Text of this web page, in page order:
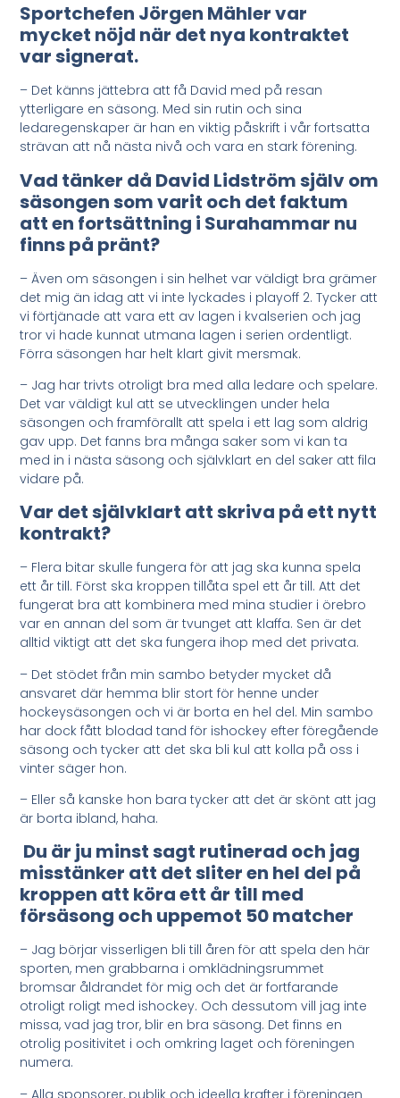
Sportchefen Jörgen Mähler var
mycket nöjd när det nya kontraktet
var signerat.
– Det känns jättebra att få David med på resan
ytterligare en säsong. Med sin rutin och sina
ledaregenskaper är han en viktig påskrift i vår fortsatta
strävan att nå nästa nivå och vara en stark förening.
Vad tänker då David Lidström själv om
säsongen som varit och det faktum
att en fortsättning i Surahammar nu
finns på pränt?
– Även om säsongen i sin helhet var väldigt bra grämer
det mig än idag att vi inte lyckades i playoff 2. Tycker att
vi förtjänade att vara ett av lagen i kvalserien och jag
tror vi hade kunnat utmana lagen i serien ordentligt.
Förra säsongen har helt klart givit mersmak.
– Jag har trivts otroligt bra med alla ledare och spelare.
Det var väldigt kul att se utvecklingen under hela
säsongen och framförallt att spela i ett lag som aldrig
gav upp. Det fanns bra många saker som vi kan ta
med in i nästa säsong och självklart en del saker att fila
vidare på.
Var det självklart att skriva på ett nytt
kontrakt?
– Flera bitar skulle fungera för att jag ska kunna spela
ett år till. Först ska kroppen tillåta spel ett år till. Att det
fungerat bra att kombinera med mina studier i örebro
var en annan del som är tvunget att klaffa. Sen är det
alltid viktigt att det ska fungera ihop med det privata.
– Det stödet från min sambo betyder mycket då
ansvaret där hemma blir stort för henne under
hockeysäsongen och vi är borta en hel del. Min sambo
har dock fått blodad tand för ishockey efter föregående
säsong och tycker att det ska bli kul att kolla på oss i
vinter säger hon.
– Eller så kanske hon bara tycker att det är skönt att jag
är borta ibland, haha.
Du är ju minst sagt rutinerad och jag
misstänker att det sliter en hel del på
kroppen att köra ett år till med
försäsong och uppemot 50 matcher
– Jag börjar visserligen bli till åren för att spela den här
sporten, men grabbarna i omklädningsrummet
bromsar åldrandet för mig och det är fortfarande
otroligt roligt med ishockey. Och dessutom vill jag inte
missa, vad jag tror, blir en bra säsong. Det finns en
otrolig positivitet i och omkring laget och föreningen
numera.
– Alla sponsorer, publik och ideella krafter i föreningen